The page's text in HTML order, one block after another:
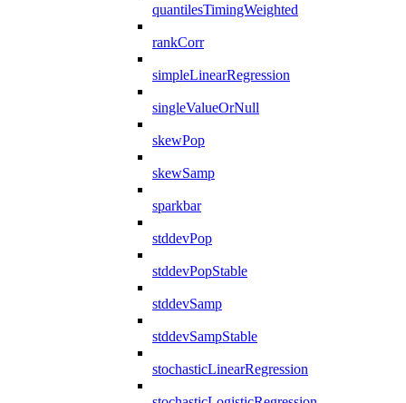
quantilesTimingWeighted
rankCorr
simpleLinearRegression
singleValueOrNull
skewPop
skewSamp
sparkbar
stddevPop
stddevPopStable
stddevSamp
stddevSampStable
stochasticLinearRegression